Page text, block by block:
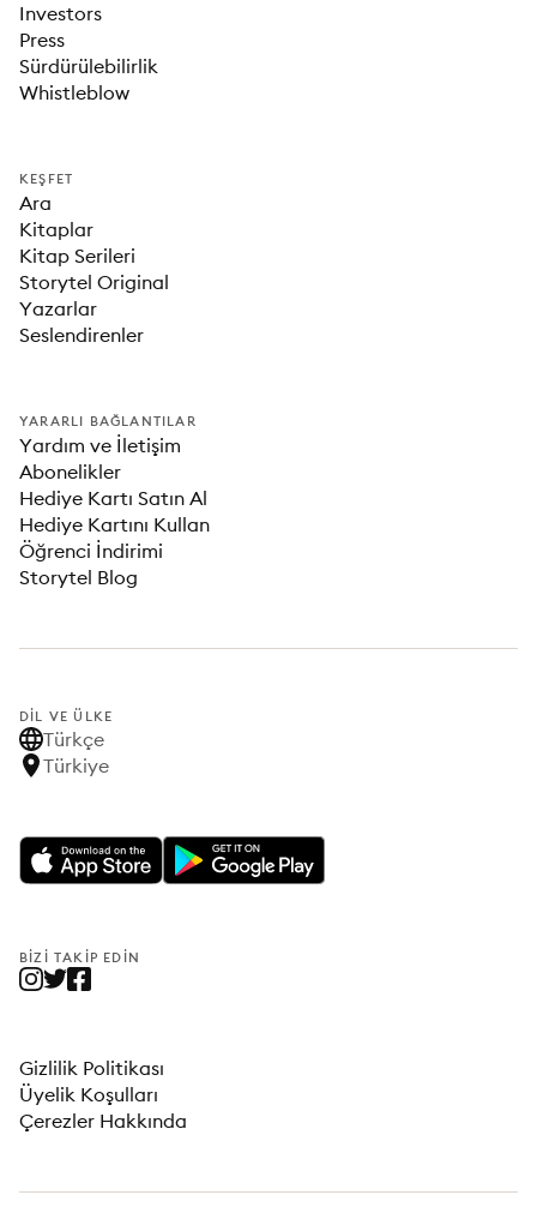
Investors
Press
Sürdürülebilirlik
Whistleblow
KEŞFET
Ara
Kitaplar
Kitap Serileri
Storytel Original
Yazarlar
Seslendirenler
YARARLI BAĞLANTILAR
Yardım ve İletişim
Abonelikler
Hediye Kartı Satın Al
Hediye Kartını Kullan
Öğrenci İndirimi
Storytel Blog
DIL VE ÜLKE
Türkçe
Türkiye
BIZI TAKIP EDIN
Gizlilik Politikası
Üyelik Koşulları
Çerezler Hakkında